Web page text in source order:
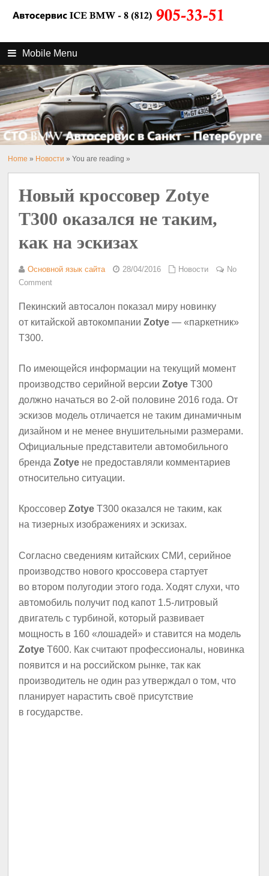
Mobile Menu
Home » Новости » You are reading »
Новый кроссовер Zotye
T300 оказался не таким,
как на эскизах
Основной язык сайта 28/04/2016 Новости
No
Comment
Пекинский автосалон показал миру новинку
от китайской автокомпанииZotye — «паркетник»
T300.
По имеющейся информации на текущий момент
производство серийной версииZotye T300
должно начаться во 2-ой половине 2016 года. От
эскизов модель отличается не таким динамичным
дизайном и не менее внушительными размерами.
Официальные представители автомобильного
брендаZotye не предоставляли комментариев
относительно ситуации.
КроссоверZotye T300 оказался не таким, как
на тизерных изображениях и эскизах.
Согласно сведениям китайских СМИ, серийное
производство нового кроссовера стартует
во втором полугодии этого года. Ходят слухи, что
автомобиль получит под капот 1.5-литровый
двигатель с турбиной, который развивает
мощность в 160 «лошадей» и ставится на модель
Zotye T600. Как считают профессионалы, новинка
появится и на российском рынке, так как
производитель не один раз утверждал о том, что
планирует нарастить своё присутствие
в государстве.